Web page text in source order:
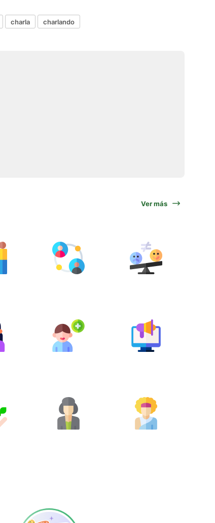
charla charlando
Ver más